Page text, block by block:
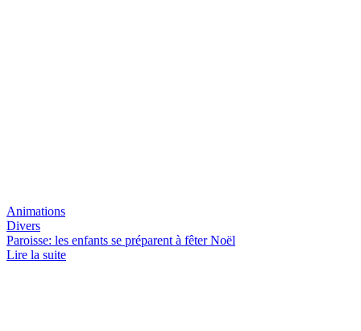
Animations
Divers
Paroisse: les enfants se préparent à fêter Noël
Lire la suite